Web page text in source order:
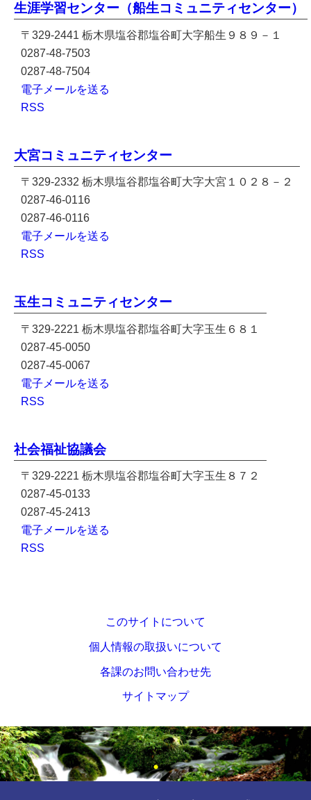
生涯学習センター（船生コミュニティセンター）
〒329-2441 栃木県塩谷郡塩谷町大字船生９８９－１
0287-48-7503
0287-48-7504
電子メールを送る
RSS
大宮コミュニティセンター
〒329-2332 栃木県塩谷郡塩谷町大字大宮１０２８－２
0287-46-0116
0287-46-0116
電子メールを送る
RSS
玉生コミュニティセンター
〒329-2221 栃木県塩谷郡塩谷町大字玉生６８１
0287-45-0050
0287-45-0067
電子メールを送る
RSS
社会福祉協議会
〒329-2221 栃木県塩谷郡塩谷町大字玉生８７２
0287-45-0133
0287-45-2413
電子メールを送る
RSS
このサイトについて
個人情報の取扱いについて
各課のお問い合わせ先
サイトマップ